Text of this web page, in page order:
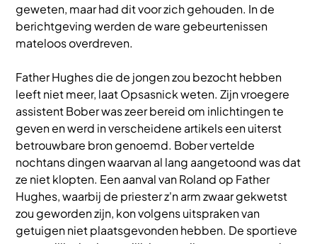
geweten, maar had dit voor zich gehouden. In de
berichtgeving werden de ware gebeurtenissen
mateloos overdreven.
Father Hughes die de jongen zou bezocht hebben
leeft niet meer, laat Opsasnick weten. Zijn vroegere
assistent Bober was zeer bereid om inlichtingen te
geven en werd in verscheidene artikels een uiterst
betrouwbare bron genoemd. Bober vertelde
nochtans dingen waarvan al lang aangetoond was dat
ze niet klopten. Een aanval van Roland op Father
Hughes, waarbij de priester z'n arm zwaar gekwetst
zou geworden zijn, kon volgens uitspraken van
getuigen niet plaatsgevonden hebben. De sportieve